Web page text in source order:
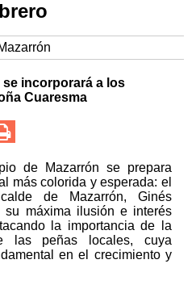
incorporará a los
Cuaresma
de Mazarrón se prepara
más colorida y esperada: el
de Mazarrón, Ginés
su máxima ilusión e interés
la importancia de la
las peñas locales, cuya
en el crecimiento y